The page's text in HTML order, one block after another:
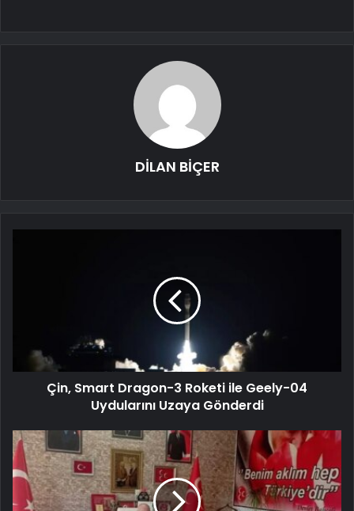
DİLAN BİÇER
Çin, Smart Dragon-3 Roketi ile Geely-04
Uydularını Uzaya Gönderdi